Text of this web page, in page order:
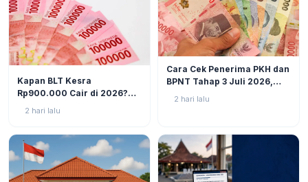
Kapan BLT Kesra
Rp900.000 Cair di 2026?
2 hari lalu
Cara Cek Penerima PKH dan
BPNT Tahap 3 Juli 2026,
2 hari lalu